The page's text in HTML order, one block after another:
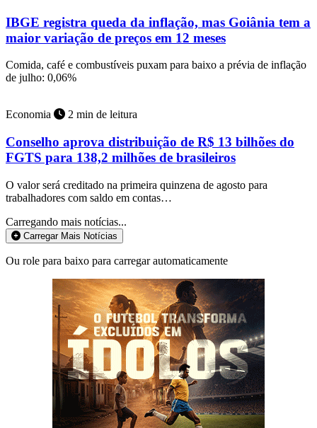
IBGE registra queda da inflação, mas Goiânia tem a
maior variação de preços em 12 meses
Comida, café e combustíveis puxam para baixo a prévia de inflação
de julho: 0,06%
Economia 2 min de leitura
Conselho aprova distribuição de R$ 13 bilhões do
FGTS para 138,2 milhões de brasileiros
O valor será creditado na primeira quinzena de agosto para
trabalhadores com saldo em contas…
Carregando mais notícias...
Carregar Mais Notícias
Ou role para baixo para carregar automaticamente